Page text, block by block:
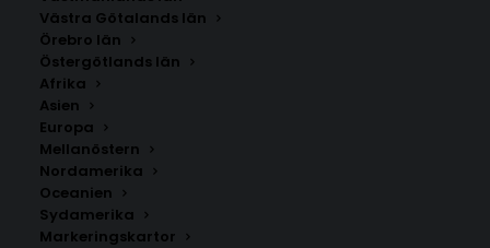
Västra Götalands län
Örebro län
Östergötlands län
Afrika
Asien
Europa
Mellanöstern
Nordamerika
Oceanien
Sydamerika
Markeringskartor
350.00kr
Handritad karta över Vislanda i
Välj mellan fyra olika storlekar: 50×70 cm, 40×50 cm,